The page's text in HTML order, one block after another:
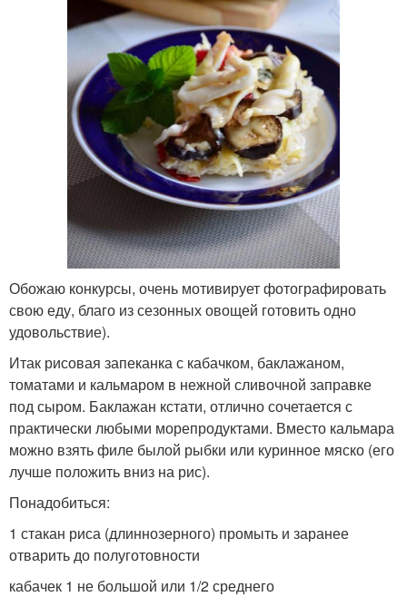
Обожаю конкурсы, очень мотивирует фотографировать
свою еду, благо из сезонных овощей готовить одно
удовольствие).
Итак рисовая запеканка с кабачком, баклажаном,
томатами и кальмаром в нежной сливочной заправке
под сыром. Баклажан кстати, отлично сочетается с
практически любыми морепродуктами. Вместо кальмара
можно взять филе былой рыбки или куринное мяско (его
лучше положить вниз на рис).
Понадобиться:
1 стакан риса (длиннозерного) промыть и заранее
отварить до полуготовности
кабачек 1 не большой или 1/2 среднего